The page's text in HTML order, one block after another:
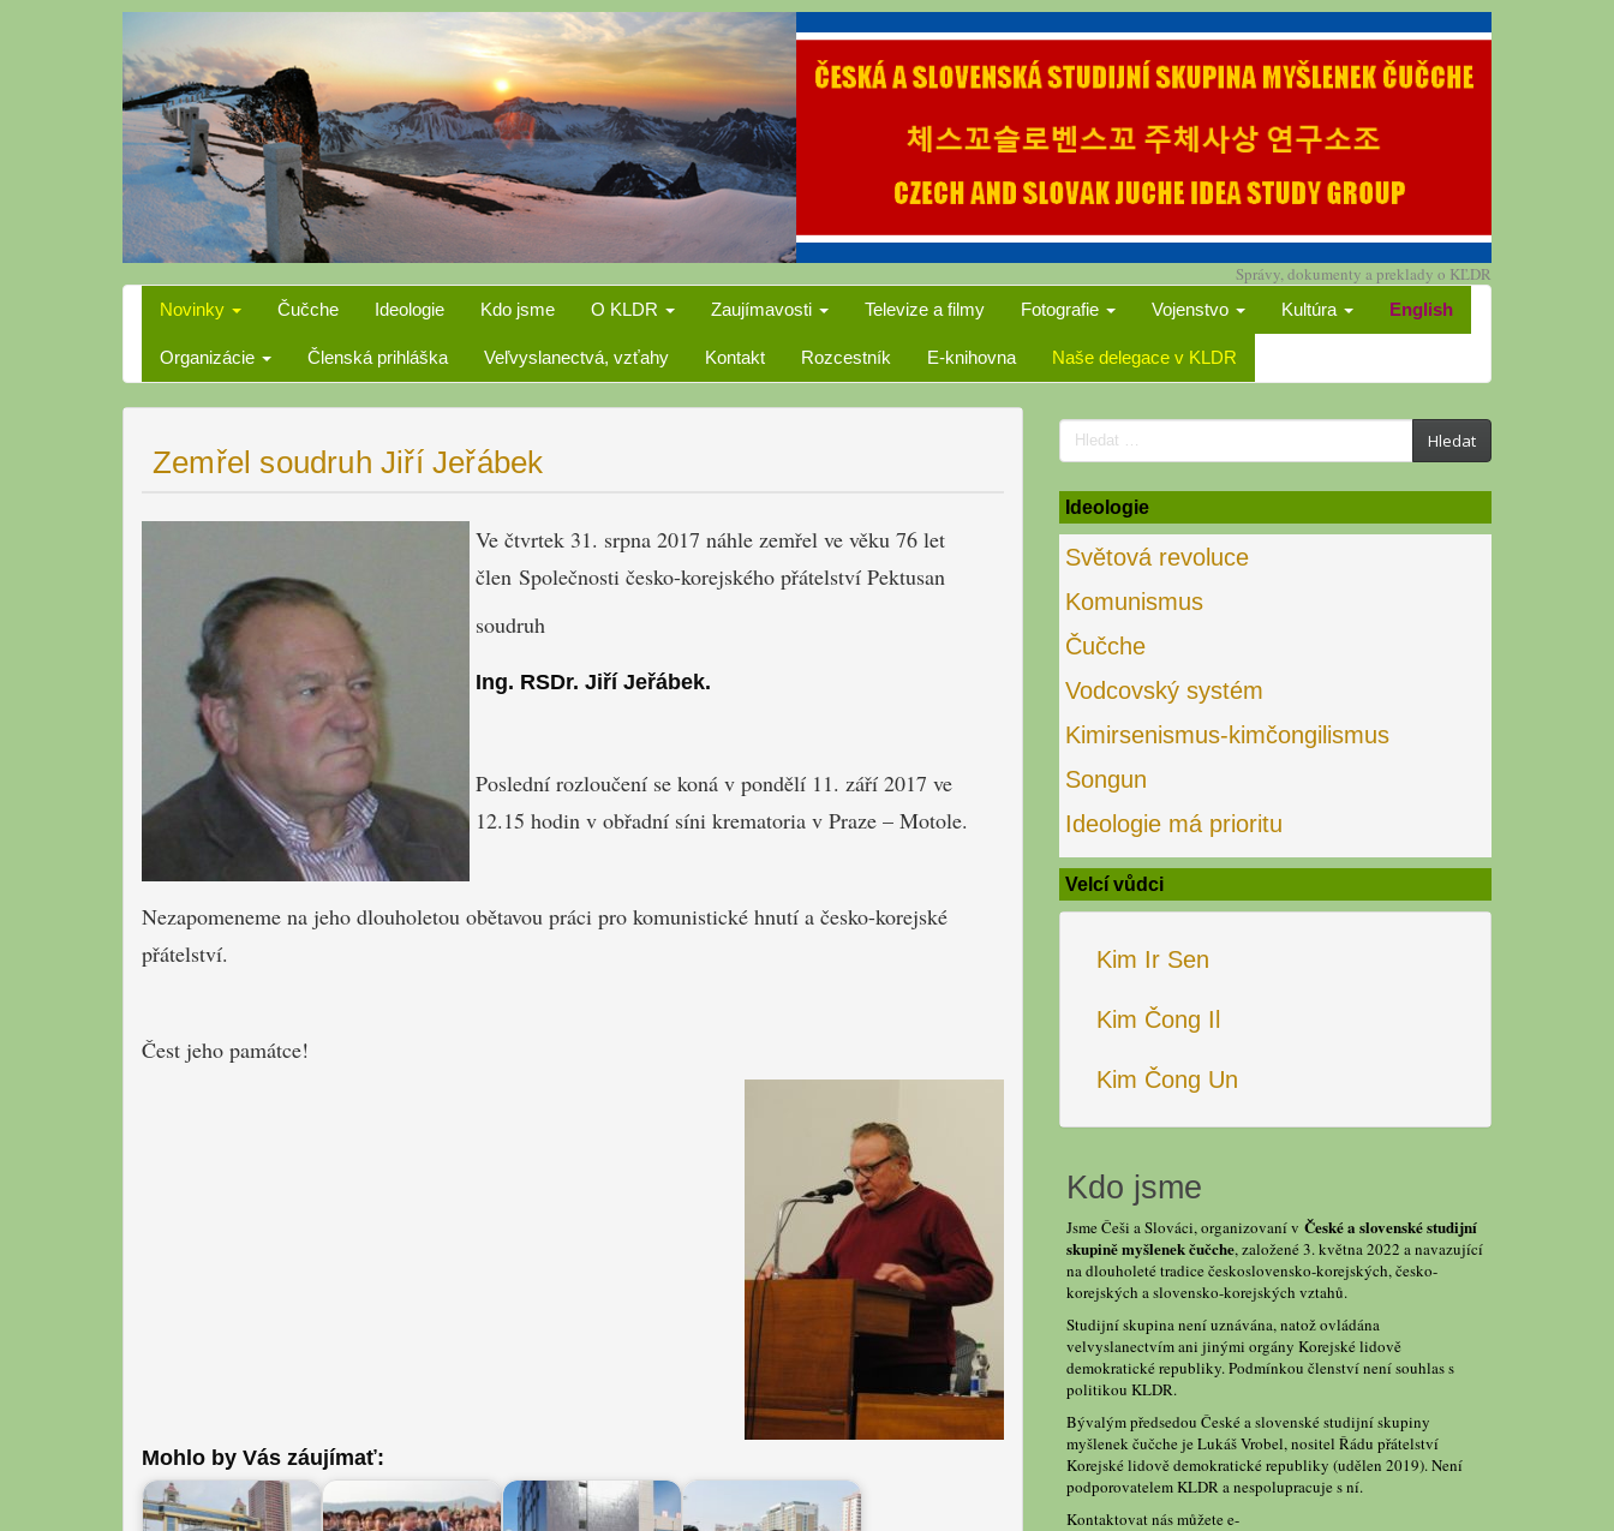
Správy, dokumenty a preklady o KĽDR
Novinky Čučche Ideologie Kdo jsme O KLDR Zaujímavosti Televize a filmy Fotografie Vojenstvo Kultúra English
Organizácie Členská prihláška Veľvyslanectvá, vzťahy Kontakt Rozcestník E-knihovna Naše delegace v KLDR
Zemřel soudruh Jiří Jeřábek
Ve čtvrtek 31. srpna 2017 náhle zemřel ve věku 76 let
člen Společnosti česko-korejského přátelství Pektusan
soudruh
Ing. RSDr. Jiří Jeřábek.
Poslední rozloučení se koná v pondělí 11. září 2017 ve
12.15 hodin v obřadní síni krematoria v Praze – Motole.
Nezapomeneme na jeho dlouholetou obětavou práci pro komunistické hnutí a česko-korejské
přátelství.
Čest jeho památce!
Mohlo by Vás záujímať:
Search
for:
Hledat
Ideologie
Světová revoluce
Komunismus
Čučche
Vodcovský systém
Kimirsenismus-kimčongilismus
Songun
Ideologie má prioritu
Velcí vůdci
Kim Ir Sen
Kim Čong Il
Kim Čong Un
Kdo jsme
Jsme Češi a Slováci, organizovaní v České a slovenské studijní
skupině myšlenek čučche, založené 3. května 2022 a navazující
na dlouholeté tradice československo-korejských, česko-
korejských a slovensko-korejských vztahů.
Studijní skupina není uznávána, natož ovládána
velvyslanectvím ani jinými orgány Korejské lidově
demokratické republiky. Podmínkou členství není souhlas s
politikou KLDR.
Bývalým předsedou České a slovenské studijní skupiny
myšlenek čučche je Lukáš Vrobel, nositel Řádu přátelství
Korejské lidově demokratické republiky (udělen 2019). Není
podporovatelem KLDR a nespolupracuje s ní.
Kontaktovat nás můžete e-